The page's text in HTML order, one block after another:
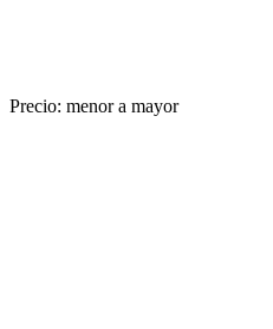
Precio: menor a mayor